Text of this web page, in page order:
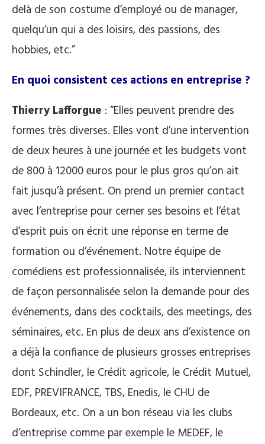
delà de son costume d’employé ou de manager,
quelqu’un qui a des loisirs, des passions, des
hobbies, etc.”
En quoi consistent ces actions en entreprise ?
Thierry Lafforgue : “Elles peuvent prendre des
formes très diverses. Elles vont d’une intervention
de deux heures à une journée et les budgets vont
de 800 à 12000 euros pour le plus gros qu’on ait
fait jusqu’à présent. On prend un premier contact
avec l’entreprise pour cerner ses besoins et l’état
d’esprit puis on écrit une réponse en terme de
formation ou d’événement. Notre équipe de
comédiens est professionnalisée, ils interviennent
de façon personnalisée selon la demande pour des
événements, dans des cocktails, des meetings, des
séminaires, etc. En plus de deux ans d’existence on
a déjà la confiance de plusieurs grosses entreprises
dont Schindler, le Crédit agricole, le Crédit Mutuel,
EDF, PREVIFRANCE, TBS, Enedis, le CHU de
Bordeaux, etc. On a un bon réseau via les clubs
d’entreprise comme par exemple le MEDEF, le